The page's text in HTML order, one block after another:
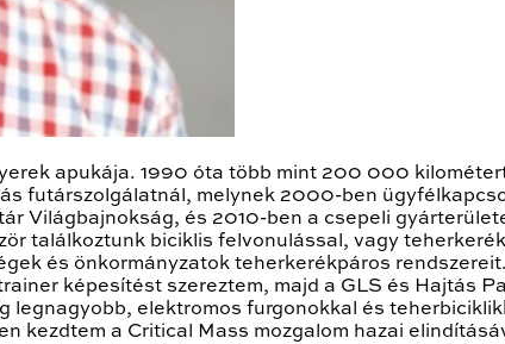
apukája. 1990 óta több mint 200 000
futárszolgálatnál, melynek 2000-ben
Világbajnokság, és 2010-ben a csepeli
találkoztunk biciklis felvonulással, vagy
és önkormányzatok teherkerékpáros
képesítést szereztem, majd a GLS és Hajtás
legnagyobb, elektromos furgonokkal és
kezdtem a Critical Mass mozgalom hazai